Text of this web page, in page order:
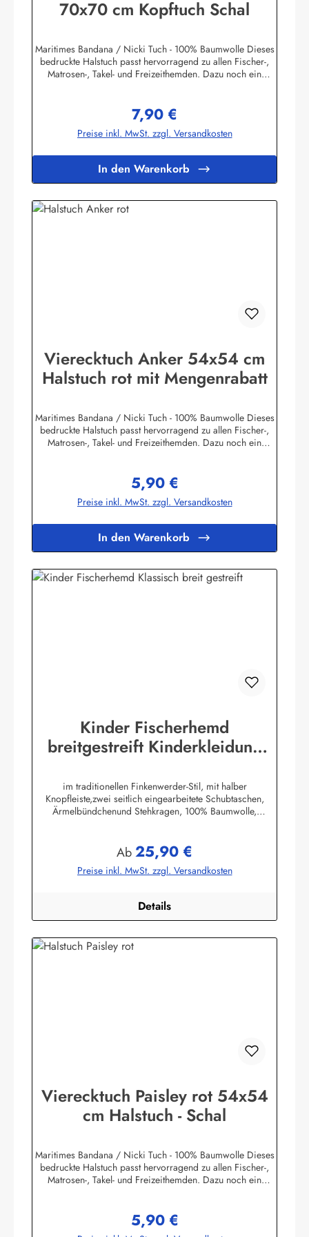
70x70 cm Kopftuch Schal
Maritimes Bandana / Nicki Tuch - 100% Baumwolle Dieses
bedruckte Halstuch passt hervorragend zu allen Fischer-,
Matrosen-, Takel- und Freizeithemden. Dazu noch ein
Bekleidungswerk GmbHHeglitzer Str. 1226409
Wittmundinfo@modas-bekleidung.de
Regulärer Preis:
7,90 €
Preise inkl. MwSt. zzgl. Versandkosten
In den Warenkorb
Vierecktuch Anker 54x54 cm
Halstuch rot mit Mengenrabatt
Maritimes Bandana / Nicki Tuch - 100% Baumwolle Dieses
bedruckte Halstuch passt hervorragend zu allen Fischer-,
Matrosen-, Takel- und Freizeithemden. Dazu noch ein
Bekleidungswerk GmbHHeglitzer Str. 1226409
Wittmundinfo@modas-bekleidung.de
Regulärer Preis:
5,90 €
Preise inkl. MwSt. zzgl. Versandkosten
In den Warenkorb
Kinder Fischerhemd
breitgestreift Kinderkleidung
im traditionellen Finkenwerder-Stil, mit halber
Knopfleiste,zwei seitlich eingearbeitete Schubtaschen,
Ärmelbündchenund Stehkragen, 100% Baumwolle,
Wittmundinfo@modas-bekleidung.de
Regulärer Preis:
Ab25,90 €
Preise inkl. MwSt. zzgl. Versandkosten
Details
Vierecktuch Paisley rot 54x54
cm Halstuch - Schal
Maritimes Bandana / Nicki Tuch - 100% Baumwolle Dieses
bedruckte Halstuch passt hervorragend zu allen Fischer-,
Matrosen-, Takel- und Freizeithemden. Dazu noch ein
Bekleidungswerk GmbHHeglitzer Str. 1226409
Wittmundinfo@modas-bekleidung.de
Regulärer Preis:
5,90 €